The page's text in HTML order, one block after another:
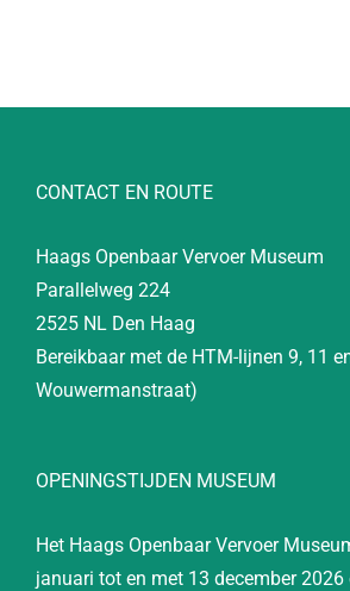
CONTACT EN ROUTE
Haags Openbaar Vervoer Museum
Parallelweg 224
2525 NL Den Haag
Bereikbaar met de HTM-lijnen 9, 11
Wouwermanstraat)
OPENINGSTIJDEN MUSEUM
Het Haags Openbaar Vervoer
januari tot en met 13 december 2026